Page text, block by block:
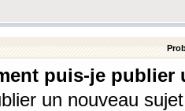
puis-je
un nouveau